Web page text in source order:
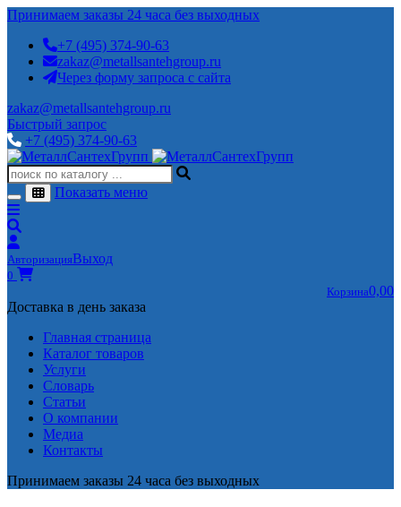
Принимаем заказы 24 часа без выходных
+7 (495) 374-90-63
zakaz@metallsantehgroup.ru
Через форму запроса с сайта
zakaz@metallsantehgroup.ru
Быстрый запрос
+7 (495) 374-90-63
Показать меню
АвторизацияВыход
0
Корзина0,00
Доставка в день заказа
Главная страница
Каталог товаров
Услуги
Словарь
Статьи
О компании
Медиа
Контакты
Принимаем заказы 24 часа без выходных